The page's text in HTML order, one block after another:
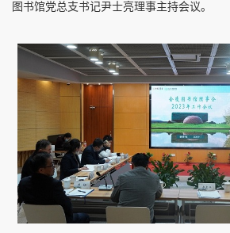
图书馆党总支书记尹士亮理事主持会议。